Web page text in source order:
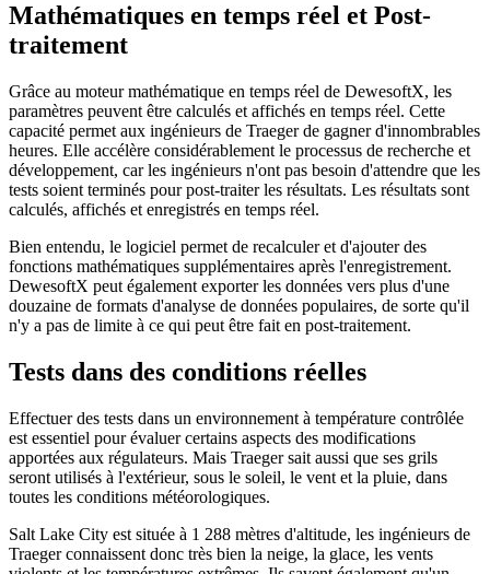
Mathématiques en temps réel et Post-
traitement
Grâce au moteur mathématique en temps réel de DewesoftX, les
paramètres peuvent être calculés et affichés en temps réel. Cette
capacité permet aux ingénieurs de Traeger de gagner d'innombrables
heures. Elle accélère considérablement le processus de recherche et
développement, car les ingénieurs n'ont pas besoin d'attendre que les
tests soient terminés pour post-traiter les résultats. Les résultats sont
calculés, affichés et enregistrés en temps réel.
Bien entendu, le logiciel permet de recalculer et d'ajouter des
fonctions mathématiques supplémentaires après l'enregistrement.
DewesoftX peut également exporter les données vers plus d'une
douzaine de formats d'analyse de données populaires, de sorte qu'il
n'y a pas de limite à ce qui peut être fait en post-traitement.
Tests dans des conditions réelles
Effectuer des tests dans un environnement à température contrôlée
est essentiel pour évaluer certains aspects des modifications
apportées aux régulateurs. Mais Traeger sait aussi que ses grils
seront utilisés à l'extérieur, sous le soleil, le vent et la pluie, dans
toutes les conditions météorologiques.
Salt Lake City est située à 1 288 mètres d'altitude, les ingénieurs de
Traeger connaissent donc très bien la neige, la glace, les vents